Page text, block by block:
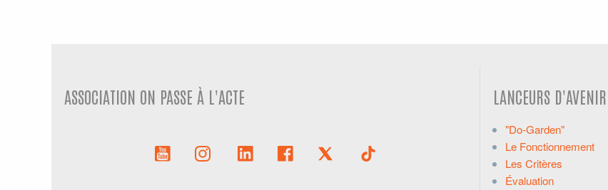
ASSOCIATION ON PASSE À L'ACTE LANCEURS D'AVENIR
"Do-Garden"
Le Fonctionnement
Les Critères
Évaluation